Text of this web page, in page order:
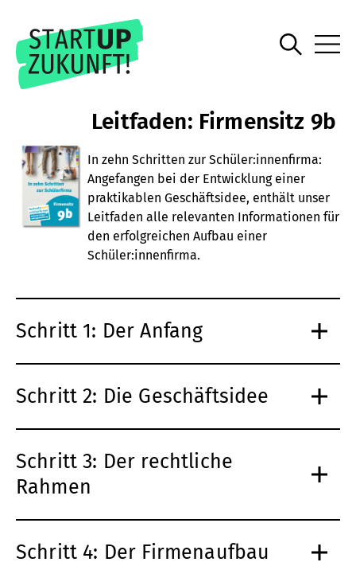
Leitfaden: Firmensitz 9b
In zehn Schritten zur Schüler:innenfirma:
Angefangen bei der Entwicklung einer
praktikablen Geschäftsidee, enthält unser
Leitfaden alle relevanten Informationen für
den erfolgreichen Aufbau einer
Schüler:innenfirma.
Schritt 1: Der Anfang
Schritt 2: Die Geschäftsidee
Schritt 3: Der rechtliche
Rahmen
Schritt 4: Der Firmenaufbau